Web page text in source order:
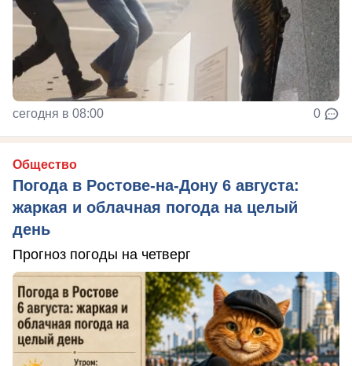
сегодня в 08:00 0
Общество
Погода в Ростове-на-Дону 6 августа:
жаркая и облачная погода на целый
день
Прогноз погоды на четверг